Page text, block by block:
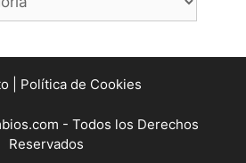
Política de Cookies
- Todos los Derechos
Reservados